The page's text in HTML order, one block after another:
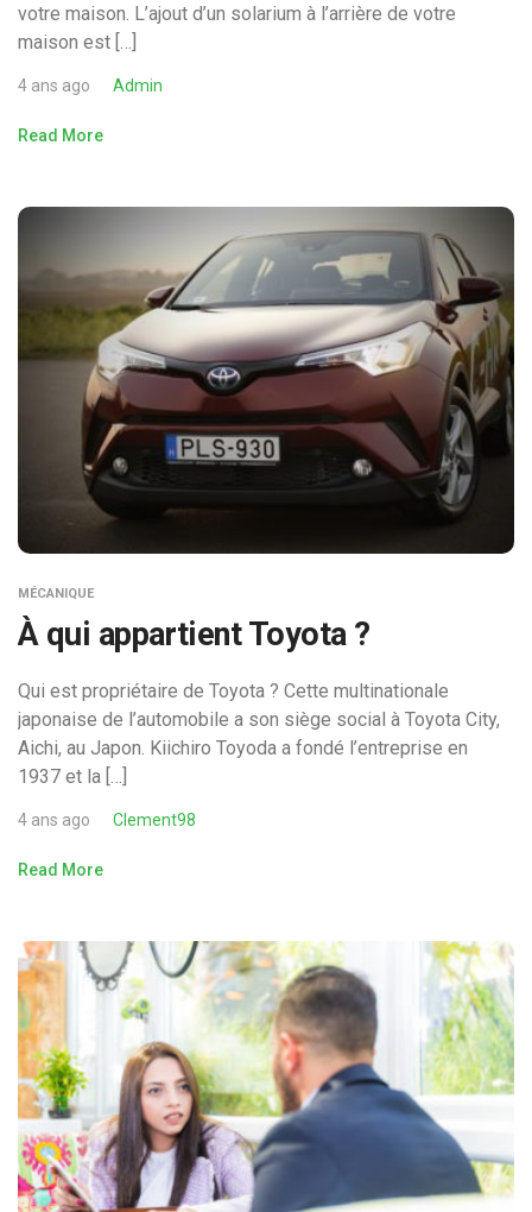
votre maison. L’ajout d’un solarium à l’arrière de votre
maison est […]
4 ans ago Admin
Read More
MÉCANIQUE
À qui appartient Toyota ?
Qui est propriétaire de Toyota ? Cette multinationale
japonaise de l’automobile a son siège social à Toyota City,
Aichi, au Japon. Kiichiro Toyoda a fondé l’entreprise en
1937 et la […]
4 ans ago Clement98
Read More